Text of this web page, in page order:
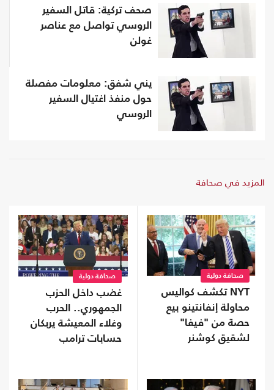
صحف تركية: قاتل السفير
الروسي تواصل مع عناصر
غولن
يني شفق: معلومات مفصلة
حول منفذ اغتيال السفير
الروسي
المزيد في صحافة
صحافة دولية
NYT تكشف كواليس
محاولة إنفانتينو بيع
حصة من "فيفا"
لشقيق كوشنر
صحافة دولية
غضب داخل الحزب
الجمهوري.. الحرب
وغلاء المعيشة يربكان
حسابات ترامب